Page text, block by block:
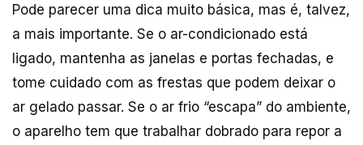
Pode parecer uma dica muito básica, mas é, talvez,
a mais importante. Se o ar-condicionado está
ligado, mantenha as janelas e portas fechadas, e
tome cuidado com as frestas que podem deixar o
ar gelado passar. Se o ar frio “escapa” do ambiente,
o aparelho tem que trabalhar dobrado para repor a